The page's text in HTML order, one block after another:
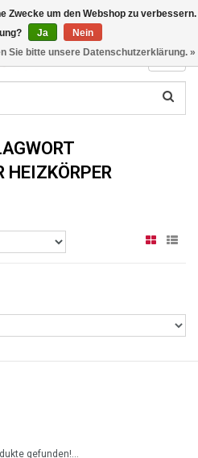
HEIZKÖRPER
gefunden!...
Zwecke um den Webshop zu verbessern.
Ja
Nein
Sie bitte unsere Datenschutzerklärung. »